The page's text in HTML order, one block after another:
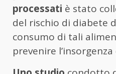
processati è stato
del rischio di diabete
consumo di tali
prevenire